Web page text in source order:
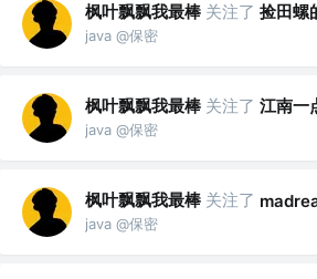
枫叶飘飘我最棒 关注了 捡田螺
java @保密
枫叶飘飘我最棒 关注了 江南一
java @保密
枫叶飘飘我最棒 关注了
java @保密